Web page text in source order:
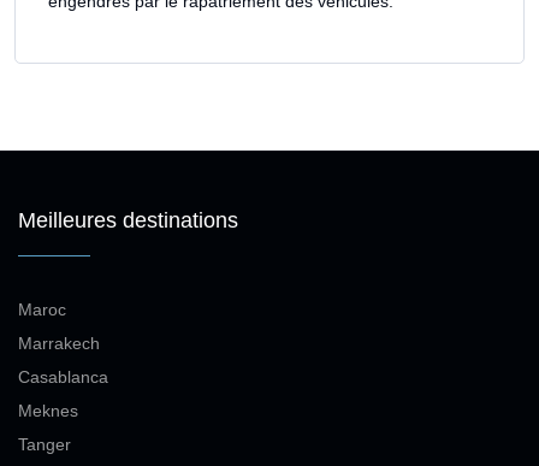
Meilleures destinations
Maroc
Marrakech
Casablanca
Meknes
Tanger